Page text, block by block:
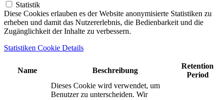
Statistik
Diese Cookies erlauben es der Website anonymisierte Statistiken zu
erheben und damit das Nutzererlebnis, die Bedienbarkeit und die
Zugänglichkeit der Inhalte zu verbessern.
Statistiken Cookie Details
Name Beschreibung
Retention
Period
Dieses Cookie wird verwendet, um
Benutzer zu unterscheiden. Wir